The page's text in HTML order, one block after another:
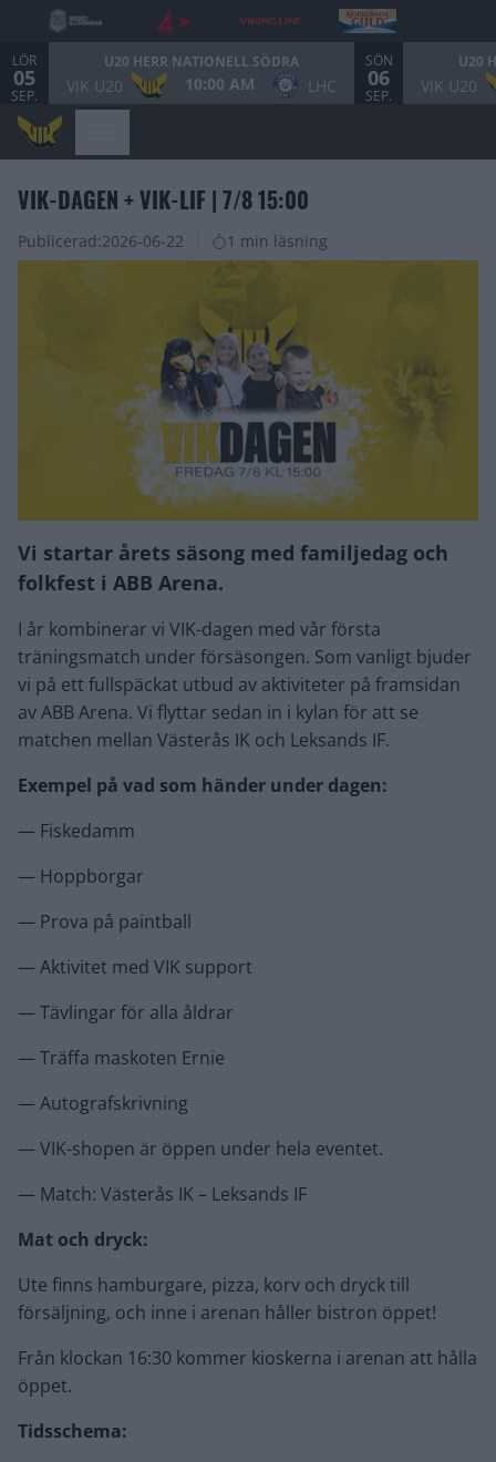
LÖR
05
SEP.
U20 HERR NATIONELL SÖDRA
VIK U20 10:00 AM LHC
SÖN
06
SEP.
U20
VIK U20
VIK-DAGEN + VIK-LIF | 7/8 15:00
Publicerad:2026-06-22 1 min läsning
Vi startar årets säsong med familjedag och
folkfest i ABB Arena.
I år kombinerar vi VIK-dagen med vår första
träningsmatch under försäsongen. Som vanligt bjuder
vi på ett fullspäckat utbud av aktiviteter på framsidan
av ABB Arena. Vi flyttar sedan in i kylan för att se
matchen mellan Västerås IK och Leksands IF.
Exempel på vad som händer under dagen:
— Fiskedamm
— Hoppborgar
— Prova på paintball
— Aktivitet med VIK support
— Tävlingar för alla åldrar
— Träffa maskoten Ernie
— Autografskrivning
— VIK-shopen är öppen under hela eventet.
— Match: Västerås IK – Leksands IF
Mat och dryck:
Ute finns hamburgare, pizza, korv och dryck till
försäljning, och inne i arenan håller bistron öppet!
Från klockan 16:30 kommer kioskerna i arenan att hålla
öppet.
Tidsschema: